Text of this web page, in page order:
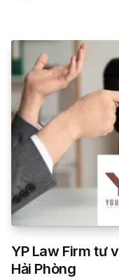
YP Law Firm tư
Hải Phòng